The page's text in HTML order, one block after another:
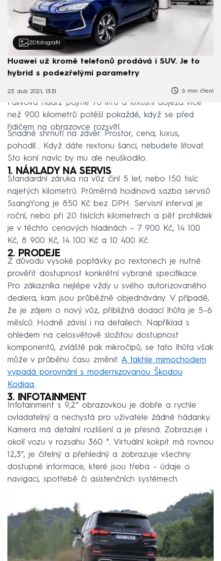
20 fotografií
Huawei už kromě telefonů prodává i SUV. Je to
hybrid s podezřelými parametry
23. dub 2021, 13:31 6 min čtení
Palivová nádrž pojme 70 litrů a luxusní dojezd více
než 900 kilometrů potěší pokaždé, když se před
řidičem na obrazovce rozsvítí.
Snadné shrnutí na závěr. Prostor, cena, luxus,
pohodlí… Když dáte rextonu šanci, nebudete litovat.
Sto koní navíc by mu ale neuškodilo.
1. NÁKLADY NA SERVIS
Standardní záruka na vůz činí 5 let, nebo 150 tisíc
najetých kilometrů. Průměrná hodinová sazba servisů
SsangYong je 850 Kč bez DPH. Servisní interval je
roční, nebo při 20 tisících kilometrech a pět prohlídek
je v těchto cenových hladinách – 7 900 Kč, 14 100
Kč, 8 900 Kč, 14 100 Kč a 10 400 Kč.
2. PRODEJE
Z důvodu vysoké poptávky po rextonech je nutné
prověřit dostupnost konkrétní vybrané specifikace.
Pro zákazníka nejlépe vždy u svého autorizovaného
dealera, kam jsou průběžně objednávány. V případě,
že je zájem o nový vůz, přibližná dodací lhůta je 5–⁠6
měsíců. Hodně závisí i na detailech. Například s
ohledem na celosvětově složitou dostupnost
komponentů, zvláště pak mikročipů, se tato lhůta však
může v průběhu času změnit. A takhle mimochodem
vypadá porovnání s modernizovanou Škodou
Kodiaq.
3. INFOTAINMENT
Infotainment s 9,2“ obrazovkou je dobře a rychle
ovladatelný a nechystá pro uživatele žádné hádanky.
Kamera má detailní rozlišení a je přesná. Zobrazuje i
okolí vozu v rozsahu 360 °. Virtuální kokpit má rovnou
12,3“, je čitelný a přehledný a zobrazuje všechny
dostupné informace, které jsou třeba – údaje o
navigaci, spotřebě či asistenčních systémech.